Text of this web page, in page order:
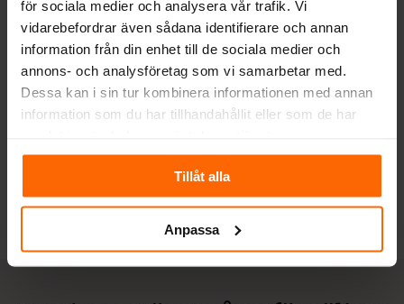
för sociala medier och analysera vår trafik. Vi
vidarebefordrar även sådana identifierare och annan
information från din enhet till de sociala medier och
annons- och analysföretag som vi samarbetar med.
Dessa kan i sin tur kombinera informationen med annan
information som du har tillhandahållit eller som de har
Tillåt alla
Anpassa